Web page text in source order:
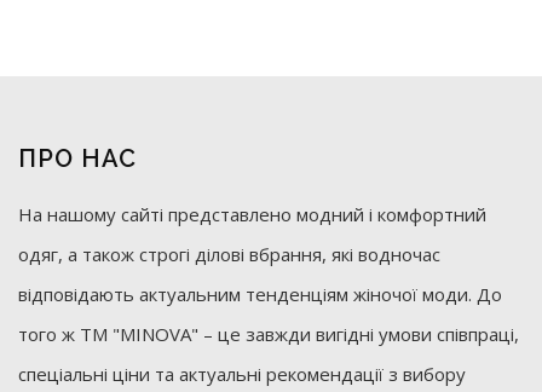
ПРО НАС
На нашому сайті представлено модний і комфортний
одяг, а також строгі ділові вбрання, які водночас
відповідають актуальним тенденціям жіночої моди. До
того ж ТМ "MINOVA" – це завжди вигідні умови співпраці,
спеціальні ціни та актуальні рекомендації з вибору